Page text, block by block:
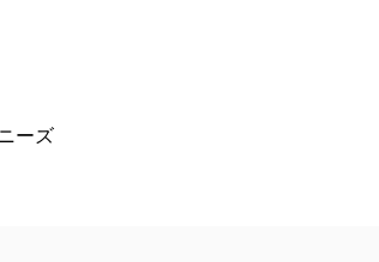
ーズ